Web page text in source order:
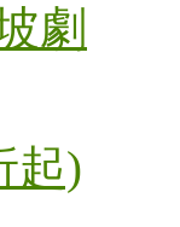
劇
起)